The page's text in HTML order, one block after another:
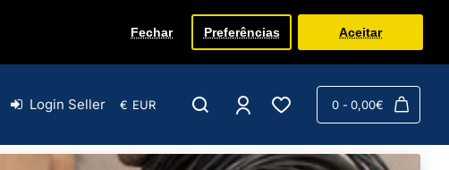
Fechar Preferências Aceitar
Login Seller € EUR 0 - 0,00€